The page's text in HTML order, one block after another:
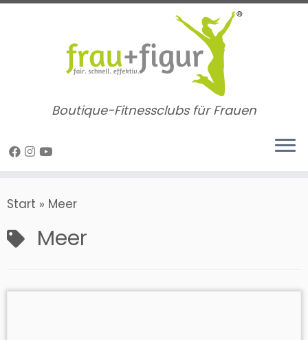
Zum
Boutique-Fitnessclubs für Frauen
Start » Meer
Meer